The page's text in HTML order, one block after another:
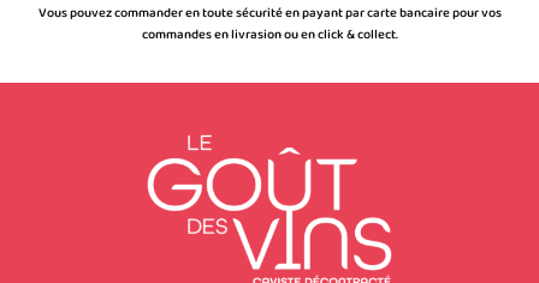
Vous pouvez commander en toute sécurité en payant par carte bancaire pour vos
commandes en livrasion ou en click & collect.